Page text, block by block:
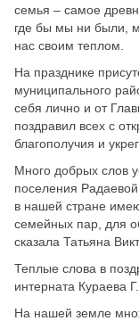
семья – самое
где бы мы ни были,
нас своим теплом.
На празднике
муниципального
себя лично и от
поздравил всех с
благополучия и
Много добрых слов
поселения
в нашей стране
семейных пар, для
сказала Татьяна
Теплые слова в
интерната Кураева
На нашей земле